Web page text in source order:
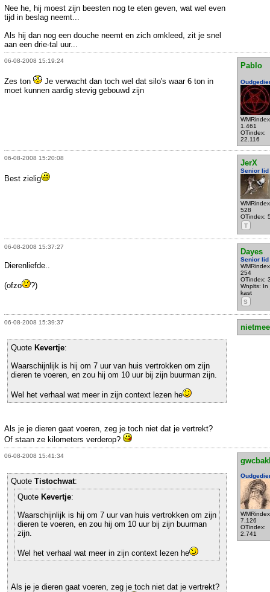
Nee he, hij moest zijn beesten nog te eten geven, wat wel even
tijd in beslag neemt...
Als hij dan nog een douche neemt en zich omkleed, zit je snel
aan een drie-tal uur...
06-08-2008 15:19:24
Pablo
1.461
OTindex:
22.116
Zes ton
Je verwacht dan toch wel dat silo's waar 6 ton in
moet kunnen aardig stevig gebouwd zijn
06-08-2008 15:20:08
JerX
Senior lid
528
OTindex:
T
Best zielig
06-08-2008 15:37:27
Dayes
Senior lid
254
OTindex:
Wnplts: In
kast
S
Dierenliefde..
(ofzo ?)
06-08-2008 15:39:37
Quote Kevertje:
Waarschijnlijk is hij om 7 uur van huis vertrokken om zijn
dieren te voeren, en zou hij om 10 uur bij zijn buurman zijn.
Wel het verhaal wat meer in zijn context lezen he
Als je je dieren gaat voeren, zeg je toch niet dat je vertrekt?
Of staan ze kilometers verderop?
06-08-2008 15:41:34
7.126
OTindex:
2.741
Quote Tistochwat:
Quote Kevertje:
Waarschijnlijk is hij om 7 uur van huis vertrokken om zijn
dieren te voeren, en zou hij om 10 uur bij zijn buurman
zijn.
Wel het verhaal wat meer in zijn context lezen he
Als je je dieren gaat voeren, zeg je toch niet dat je vertrekt?